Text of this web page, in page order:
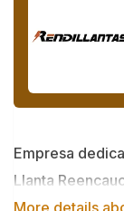
Empresa
Llanta
More details